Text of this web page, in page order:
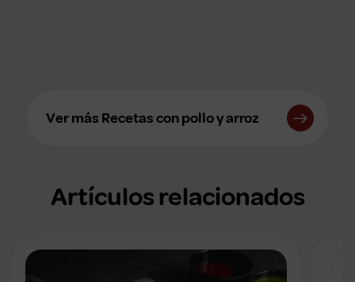
Ver más Recetas con pollo y arroz
Artículos relacionados